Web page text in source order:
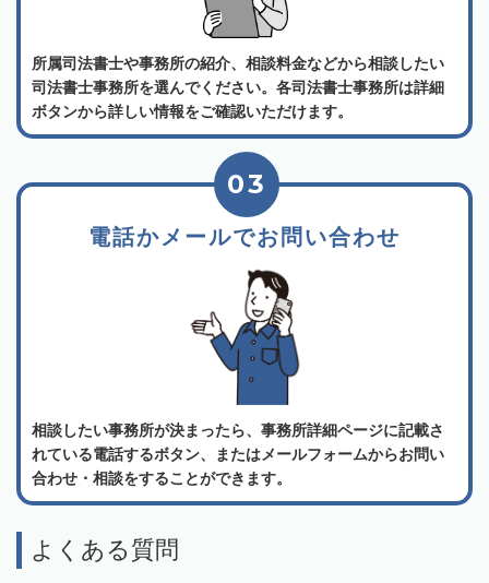
所属司法書士や事務所の紹介、相談料金などから相談したい
司法書士事務所を選んでください。各司法書士事務所は詳細
ボタンから詳しい情報をご確認いただけます。
電話かメールでお問い合わせ
03
相談したい事務所が決まったら、事務所詳細ページに記載さ
れている電話するボタン、またはメールフォームからお問い
合わせ・相談をすることができます。
よくある質問